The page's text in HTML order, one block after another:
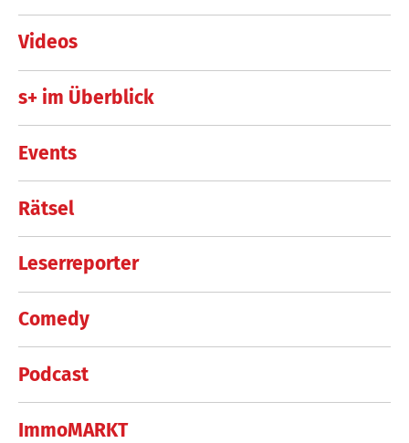
Videos
s+ im Überblick
Events
Rätsel
Leserreporter
Comedy
Podcast
ImmoMARKT